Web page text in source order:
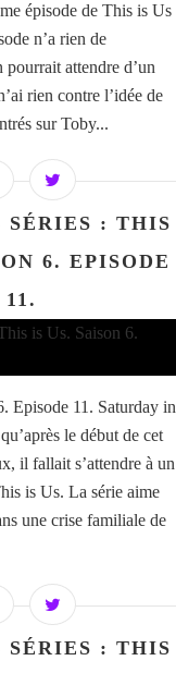
épisode de This is Us
n’a rien de
pourrait attendre d’un
rien contre l’idée de
sur Toby...
SÉRIES : THIS
6. EPISODE
11.
Episode 11. Saturday in
le début de cet
il fallait s’attendre à un
is Us. La série aime
une crise familiale de
SÉRIES : THIS